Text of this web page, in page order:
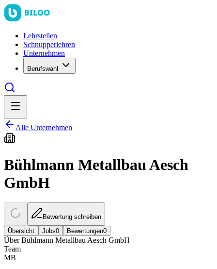
Lehrstellen
Schnupperlehren
Unternehmen
Berufswahl
Alle Unternehmen
Bühlmann Metallbau Aesch
GmbH
Bewertung schreiben
Übersicht
Jobs0 Bewertungen0
ÜberBühlmann Metallbau Aesch GmbH
Team
MB